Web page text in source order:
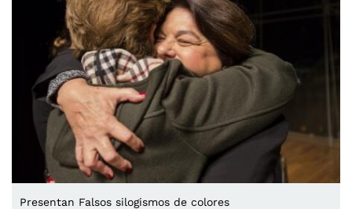
Presentan Falsos silogismos de colores